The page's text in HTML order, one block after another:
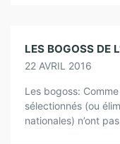
LES BOGOSS DE
22 AVRIL 2016
Les bogoss:
sélectionnés (ou
nationales) n’ont